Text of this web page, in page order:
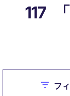
117
Close
フ